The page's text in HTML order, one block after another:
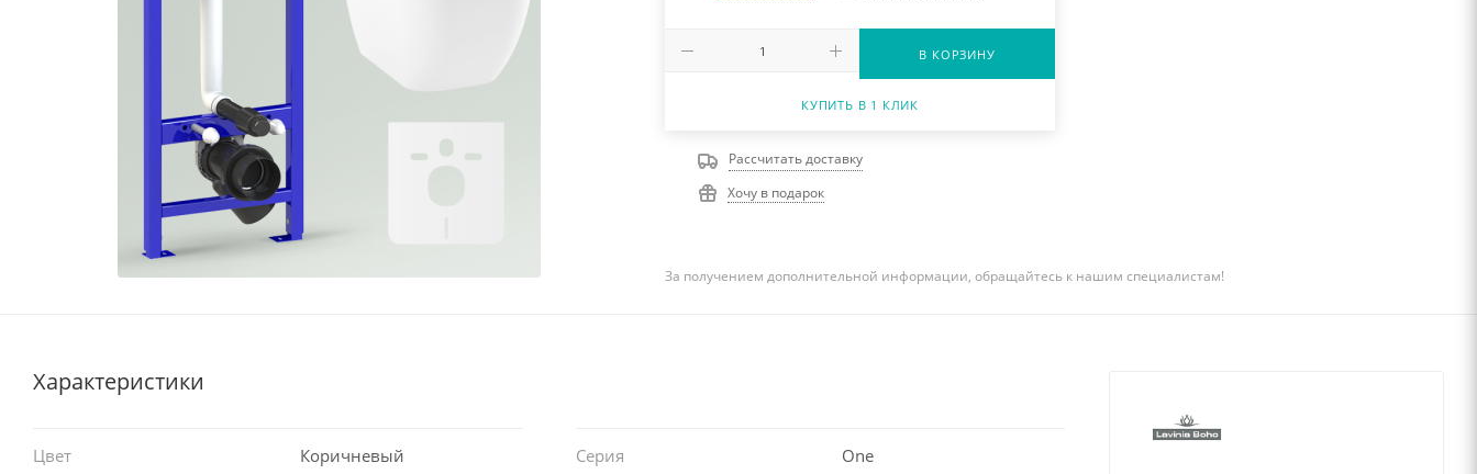
В КОРЗИНУ
КУПИТЬ В 1 КЛИК
Рассчитать доставку
Хочу в подарок
За получением дополнительной информации, обращайтесь к нашим специалистам!
Характеристики
Цвет Коричневый Серия One